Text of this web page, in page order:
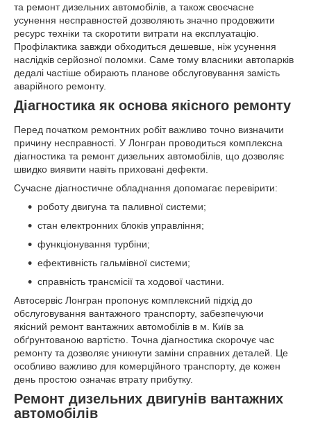
та ремонт дизельних автомобілів, а також своєчасне
усунення несправностей дозволяють значно продовжити
ресурс техніки та скоротити витрати на експлуатацію.
Профілактика завжди обходиться дешевше, ніж усунення
наслідків серйозної поломки. Саме тому власники автопарків
дедалі частіше обирають планове обслуговування замість
аварійного ремонту.
Діагностика як основа якісного ремонту
Перед початком ремонтних робіт важливо точно визначити
причину несправності. У Лонгран проводиться комплексна
діагностика та ремонт дизельних автомобілів, що дозволяє
швидко виявити навіть приховані дефекти.
Сучасне діагностичне обладнання допомагає перевірити:
роботу двигуна та паливної системи;
стан електронних блоків управління;
функціонування турбіни;
ефективність гальмівної системи;
справність трансмісії та ходової частини.
Автосервіс Лонгран пропонує комплексний підхід до
обслуговування вантажного транспорту, забезпечуючи
якісний ремонт вантажних автомобілів в м. Київ за
обґрунтованою вартістю. Точна діагностика скорочує час
ремонту та дозволяє уникнути заміни справних деталей. Це
особливо важливо для комерційного транспорту, де кожен
день простою означає втрату прибутку.
Ремонт дизельних двигунів вантажних
автомобілів